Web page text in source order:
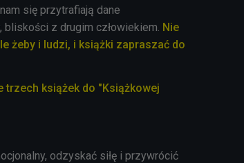
się przytrafiają dane
bliskości z drugim człowiekiem. Nie
żeby i ludzi, i książki zapraszać do
książek do "Książkowej
odzyskać siłę i przywrócić